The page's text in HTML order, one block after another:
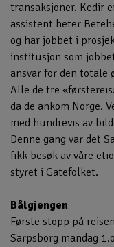
transaksjoner. Kedir
assistent heter
og har jobbet i
institusjon som
ansvar for den totale
Alle de tre
da de ankom Norge.
med hundrevis av
Denne gang var det
fikk besøk av våre
styret i Gatefolket.
Bålgjengen
Første stopp på
Sarpsborg mandag